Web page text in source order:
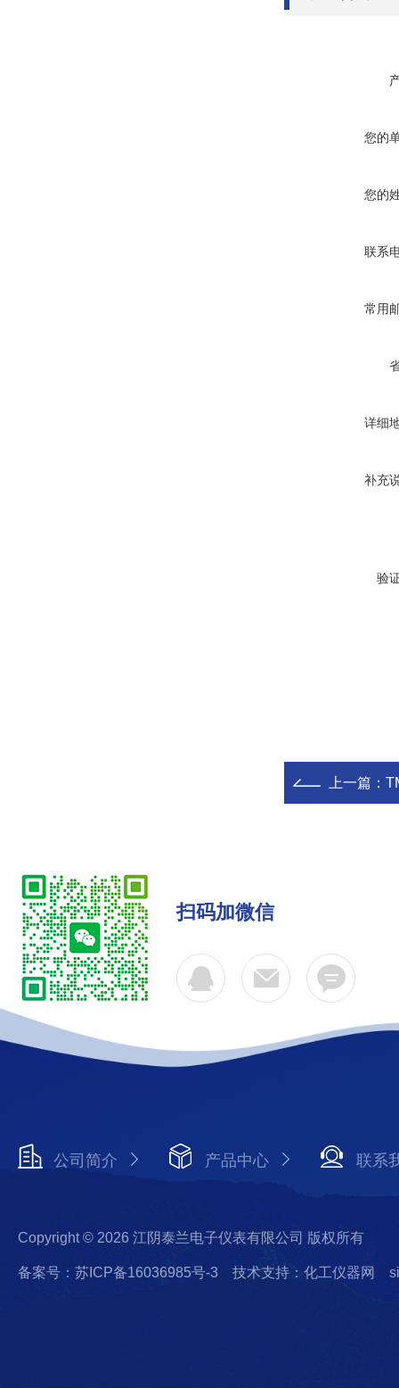
您的
您的
联系
常用
详细
补充
验
上一篇：
扫码加微信
公司简介 产品中心 联系
Copyright © 2026 江阴泰兰电子仪表有限公司 版权所有
备案号：苏ICP备16036985号-3 技术支持：化工仪器网